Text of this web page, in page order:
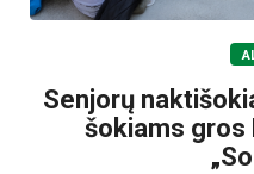
Senjorų
šokiams gros